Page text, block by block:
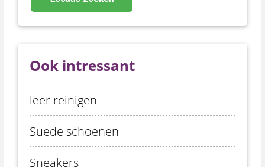
Ook intressant
leer reinigen
Suede schoenen
Sneakers